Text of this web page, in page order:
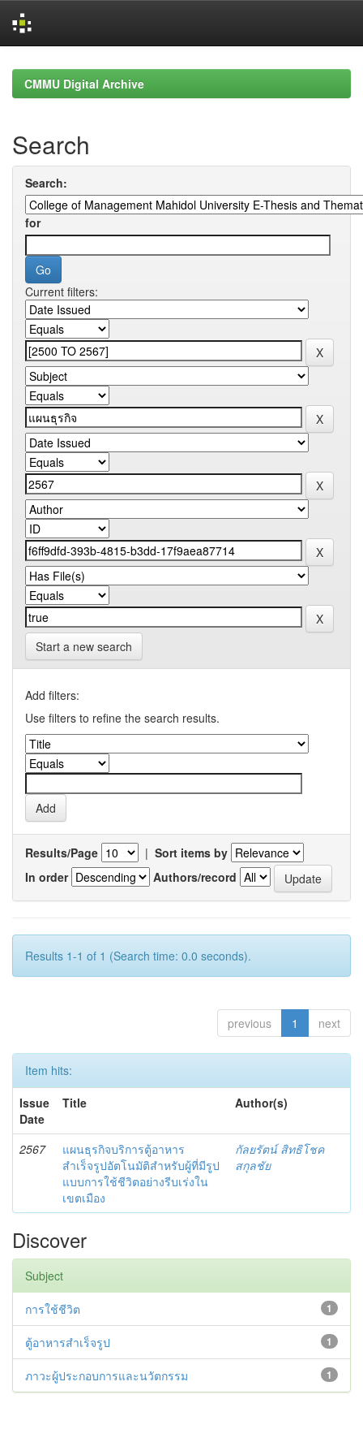
navigationCMMU Digital Archive
Search
Search:
for
Current filters:
Start a new search
Add filters:
Use filters to refine the search results.
Results/Page | Sort items by
In order
Authors/record
Results 1-1 of 1 (Search time: 0.0 seconds).
previous 1 next
Item hits:
Issue
Date
Title Author(s)
2567
แผนธุรกิจบริการตู้อาหาร
สำเร็จรูปอัตโนมัติสำหรับผู้ที่มีรูป
แบบการใช้ชีวิตอย่างรีบเร่งใน
เขตเมือง
กัลยรัตน์ สิทธิโชค
สกุลชัย
Discover
Subject
1
การใช้ชีวิต
1
ตู้อาหารสำเร็จรูป
1
ภาวะผู้ประกอบการและนวัตกรรม